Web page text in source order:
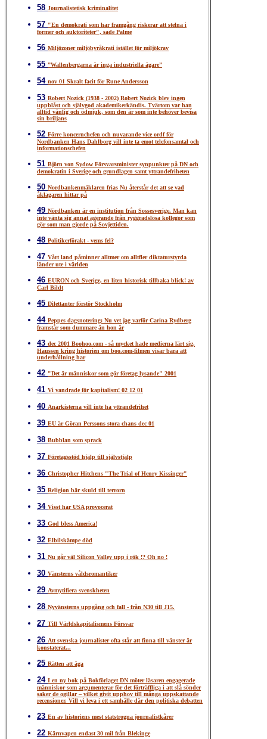
58 Journalistetisk kriminalitet
57 "En demokrati som har framgång riskerar att stelna i
former och auktoriteter", sade Palme
56 Miljözoner miljöbyråkrati istället för miljökrav
55 ”Wallenbergarna är inga industriella ägare”
54 nov 01 Skralt facit för Rune Andersson
53 Robert Nozick (1938 - 2002) Robert Nozick blev ingen
uppblåst och självgod akademikerkändis. Tvärtom var han
alltid vänlig och ödmjuk, som den är som inte behöver bevisa
sin briljans
52 Förre koncernchefen och nuvarande vice ordf för
Nordbanken Hans Dahlborg vill inte ta emot telefonsamtal och
informationschefen
51 Björn von Sydow Försvarsminister synpunkter på DN och
demokratin i Sverige och grundlagen samt yttrandefriheten
50 Nordbankenmäklaren frias Nu återstår det att se vad
åklagaren hittar på
49 Nördbanken är en institution från Sossesverige. Man kan
inte vänta sig annat agerande från ryggradslösa kollegor som
gör som man gjorde på Sovjettiden.
48 Politikerförakt - vems fel?
47 Vårt land påminner alltmer om alltfler diktaturstyrda
länder ute i världen
46 EURON och Sverige, en liten historisk tillbaka blick! av
Carl Bildt
45 Dilettanter förstör Stockholm
44 Peppes dagsnotering: Nu vet jag varför Carina Rydberg
framstår som dummare än hon är
43 dec 2001 Boohoo.com - så mycket hade medierna lärt sig.
Haussen kring historien om boo.com-filmen visar bara att
underhållning har
42 "Det är människor som gör företag lysande" 2001
41 Vi vandrade för kapitalism! 02 12 01
40 Anarkisterna vill inte ha yttrandefrihet
39 EU är Göran Perssons stora chans dec 01
38 Bubblan som sprack
37 Företagsstöd hjälp till självstjälp
36 Christopher Hitchens "The Trial of Henry Kissinger"
35 Religion bär skuld till terrorn
34 Visst har USA provocerat
33 God bless America!
32 Elbilskämpe död
31 Nu går väl Silicon Valley upp i rök !? Oh no !
30 Vänsterns våldsromantiker
29 Avmytifiera svenskheten
28 Nyvänsterns uppgång och fall - från N30 till J15.
27 Till Världskapitalismens Försvar
26 Att svenska journalister ofta står att finna till vänster är
konstaterat...
25 Rätten att äga
24 I en ny bok på Bokförlaget DN möter läsaren engagerade
människor som argumenterar för det förträffliga i att slå sönder
saker de ogillar – vilket givit upphov till många uppskattande
recensioner. Vill vi leva i ett samhälle där den politiska debatten
23 En av historiens mest statstrogna journalistkårer
22 Kärnvapen endast 30 mil från Blekinge